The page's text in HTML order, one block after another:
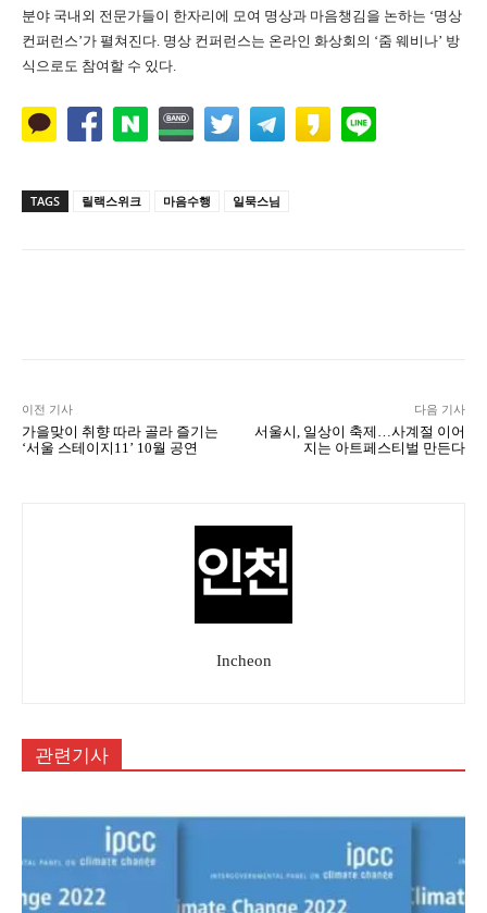
분야 국내외 전문가들이 한자리에 모여 명상과 마음챙김을 논하는 ‘명상
컨퍼런스’가 펼쳐진다. 명상 컨퍼런스는 온라인 화상회의 ‘줌 웨비나’ 방
식으로도 참여할 수 있다.
TAGS 릴랙스위크 마음수행 일묵스님
이전 기사
가을맞이 취향 따라 골라 즐기는
‘서울 스테이지11’ 10월 공연
다음 기사
서울시, 일상이 축제…사계절 이어
지는 아트페스티벌 만든다
Incheon
관련기사